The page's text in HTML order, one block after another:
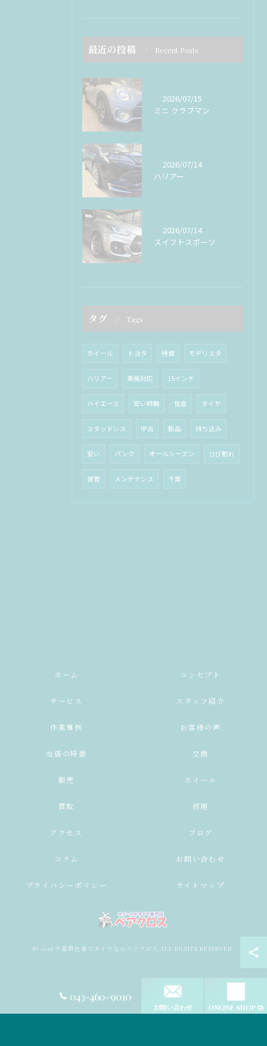
最近の投稿 Recent Posts
2026/07/15
ミニ クラブマン
2026/07/14
ハリアー
2026/07/14
スイフトスポーツ
タグ Tags
ホイール トヨタ 特価 モデリスタ
ハリアー 車検対応 15インチ
ハイエース 安い時期 佐倉 タイヤ
スタッドレス 中古 新品 持ち込み
安い パンク オールシーズン ひび割れ
保管 メンテナンス 千葉
043-460-9010
お問い合わせ ONLINE SHOP
ホーム コンセプト
サービス スタッフ紹介
作業事例 お客様の声
当店の特徴 交換
販売 ホイール
買取 修理
アクセス ブログ
コラム お問い合わせ
プライバシーポリシー サイトマップ
© 2026 千葉県佐倉でタイヤならベアクロス ALL RIGHTS RESERVED.